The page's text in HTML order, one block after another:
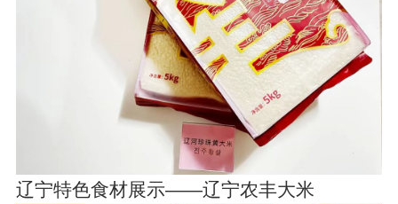
辽宁特色食材展示——辽宁农丰大米